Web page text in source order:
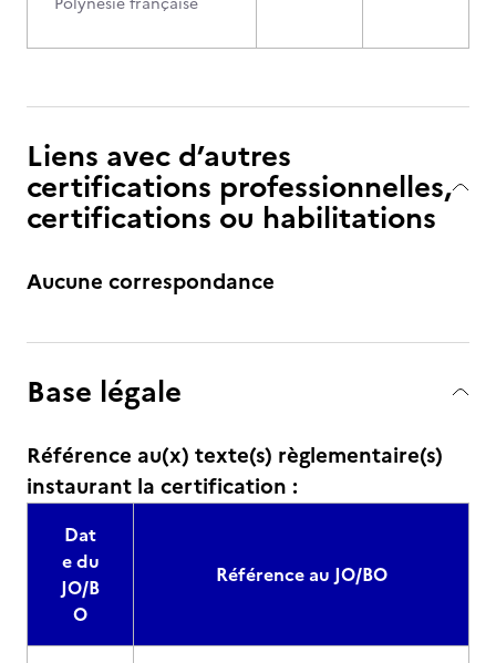
Liens avec d’autres
certifications professionnelles,
certifications ou habilitations
Aucune correspondance
Base légale
Référence au(x) texte(s) règlementaire(s)
instaurant la certification :
Dat
e du
JO/B
O
Référence au JO/BO